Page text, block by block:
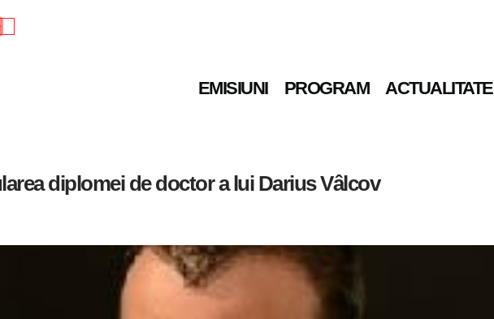
EMISIUNI PROGRAM ACTUALITATE
diplomei de doctor a lui Darius Vâlcov